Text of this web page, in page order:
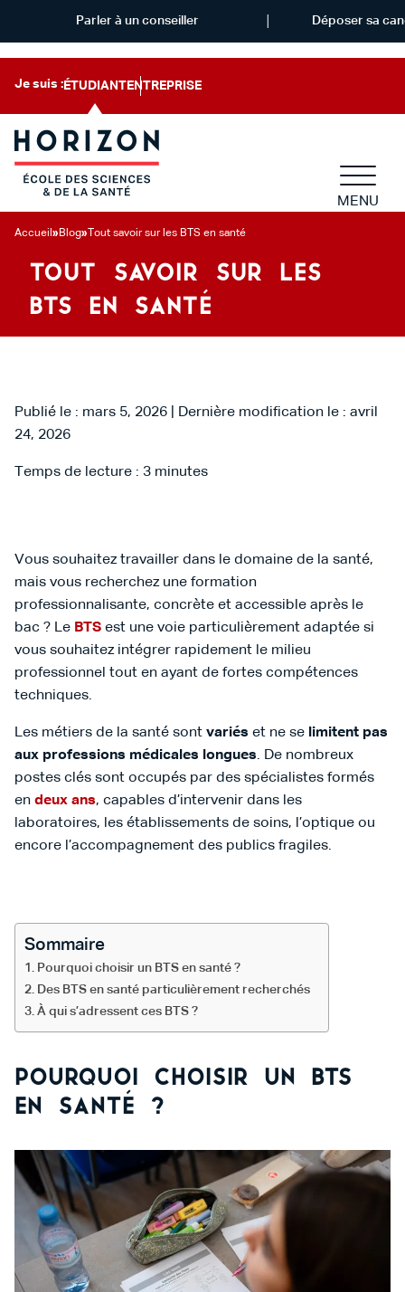
Je suis : ÉTUDIANT ENTREPRISE
MENU
Accueil » Blog» Tout savoir sur les BTS en santé
TOUT SAVOIR SUR LES
BTS EN SANTÉ
Publié le : mars 5, 2026 | Dernière modification le : avril
24, 2026
Temps de lecture : 3 minutes
Vous souhaitez travailler dans le domaine de la santé,
mais vous recherchez une formation
professionnalisante, concrète et accessible après le
bac ? Le BTS est une voie particulièrement adaptée si
vous souhaitez intégrer rapidement le milieu
professionnel tout en ayant de fortes compétences
techniques.
Les métiers de la santé sont variés et ne se limitent pas
aux professions médicales longues. De nombreux
postes clés sont occupés par des spécialistes formés
en deux ans, capables d’intervenir dans les
laboratoires, les établissements de soins, l’optique ou
encore l’accompagnement des publics fragiles.
Sommaire
Pourquoi choisir un BTS en santé ?
Des BTS en santé particulièrement recherchés
À qui s’adressent ces BTS ?
Pourquoi choisir un BTS
en santé ?
Parler à un conseiller Déposer sa